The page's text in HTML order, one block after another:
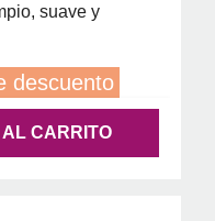
suave y
descuento
CARRITO